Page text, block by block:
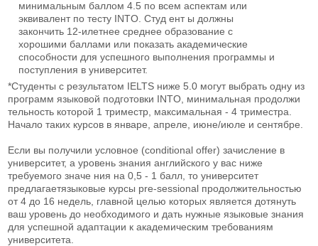
минимальным баллом 4.5 по всем аспектам или
эквивалент по тесту INTO. Студ ент ы должны
закончить 12-илетнее среднее образование с
хорошими баллами или показать академические
способности для успешного выполнения программы и
поступления в университет.
*Студенты с результатом IELTS ниже 5.0 могут выбрать одну из
программ языковой подготовки INTO, минимальная продолжи
тельность которой 1 триместр, максимальная - 4 триместра.
Начало таких курсов в январе, апреле, июне/июле и сентябре.
Если вы получили условное (conditional offer) зачисление в
университет, а уровень знания английского у вас ниже
требуемого значе ния на 0,5 - 1 балл, то университет
предлагаетязыковые курсы pre-sessional продолжительностью
от 4 до 16 недель, главной целью которых является дотянуть
ваш уровень до необходимого и дать нужные языковые знания
для успешной адаптации к академическим требованиям
университета.